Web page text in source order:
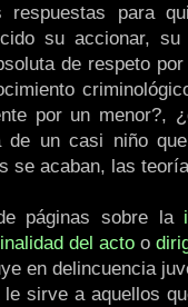
respuestas para
su accionar, su
de respeto
por un menor?,
un casi niño
se acaban, las
páginas sobre la
del acto o
en delincuencia
sirve a aquellos